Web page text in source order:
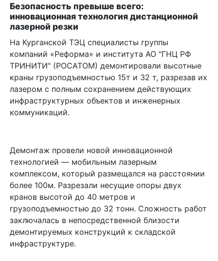
Безопасность превыше всего:
инновационная технология дистанционной
лазерной резки
На Курганской ТЭЦ специалисты группы
компаний «Реформа» и института АО "ГНЦ РФ
ТРИНИТИ" (РОСАТОМ) демонтировали высотные
краны грузоподъемностью 15т и 32 т, разрезав их
лазером с полным сохранением действующих
инфраструктурных объектов и инженерных
коммуникаций.
Демонтаж провели новой инновационной
технологией — мобильным лазерным
комплексом, который размещался на расстоянии
более 100м. Разрезали несущие опоры двух
кранов высотой до 40 метров и
грузоподъемностью до 32 тонн. Сложность работ
заключалась в непосредственной близости
демонтируемых конструкций к складской
инфраструктуре.